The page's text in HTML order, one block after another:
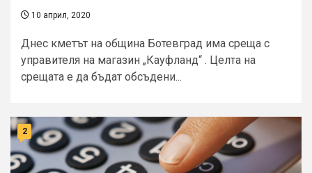
10 април, 2020
Днес кметът на община Ботевград има среща с
управителя на магазин „Кауфланд“ . Целта на
срещата е да бъдат обсъдени...
2